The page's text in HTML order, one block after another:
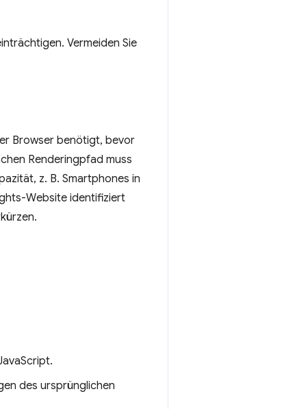
Vermeiden Sie
Browser benötigt, bevor
Renderingpfad muss
z. B. Smartphones in
Website identifiziert
des ursprünglichen